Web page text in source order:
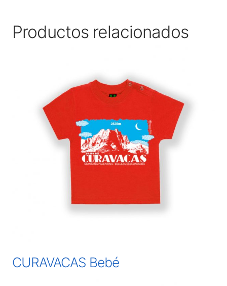
Productos relacionados
CURAVACAS Bebé